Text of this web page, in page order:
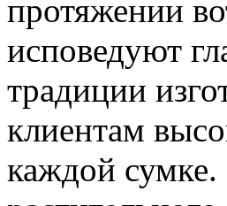
протяжении
исповедуют
традиции
клиентам
каждой